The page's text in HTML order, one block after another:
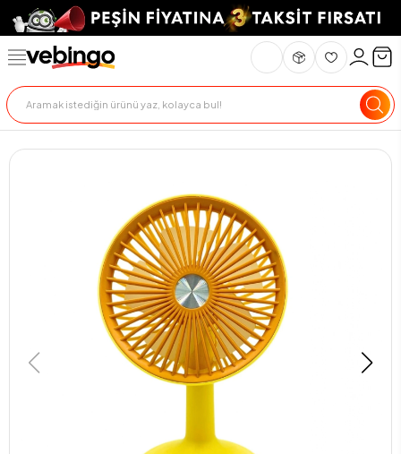
Genel Bakış Ürün Açıklaması Teknik Özellikler Teslimat Ve İade